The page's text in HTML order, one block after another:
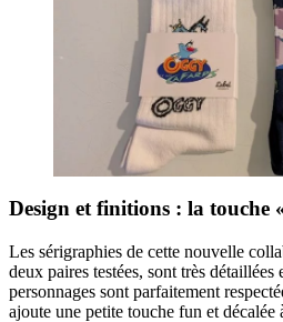
Design et finitions : la touche
Les sérigraphies de cette nouvelle
deux paires testées, sont très détaillées
personnages sont parfaitement
ajoute une petite touche fun et décalée